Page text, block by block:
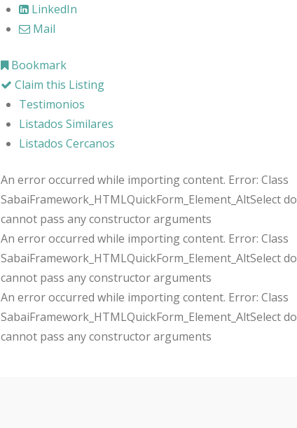
LinkedIn
Mail
Bookmark
Claim this Listing
Testimonios
Listados Similares
Listados Cercanos
An error occurred while importing content. Error: Class
SabaiFramework_HTMLQuickForm_Element_AltSelect
cannot pass any constructor arguments
An error occurred while importing content. Error: Class
SabaiFramework_HTMLQuickForm_Element_AltSelect
cannot pass any constructor arguments
An error occurred while importing content. Error: Class
SabaiFramework_HTMLQuickForm_Element_AltSelect
cannot pass any constructor arguments